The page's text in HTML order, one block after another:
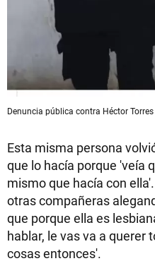
Denuncia pública contra Héctor Torres
Esta misma persona
que lo hacía porque 'veía
mismo que hacía con
otras compañeras
que porque ella es
hablar, le vas va a querer
cosas entonces'.